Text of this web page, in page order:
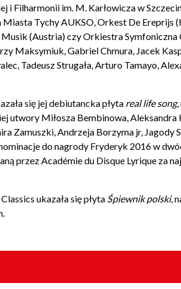
i Filharmonii im. M. Karłowicza w
Tychy AUKSO, Orkest De Ereprijs
(Austria) czy Orkiestra Symfoniczna
Maksymiuk, Gabriel Chmura, Jacek
Tadeusz Strugała, Arturo Tamayo,
się jej debiutancka płyta real life song
utwory Miłosza Bembinowa, Aleksandra
Zamuszki, Andrzeja Borzyma jr, Jagody
do nagrody Fryderyk 2016 w
przez Académie du Disque Lyrique za
ukazała się płyta Śpiewnik polski,